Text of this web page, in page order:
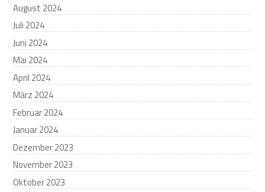
August 2024
Juli 2024
Juni 2024
Mai 2024
April 2024
März 2024
Februar 2024
Januar 2024
Dezember 2023
November 2023
Oktober 2023